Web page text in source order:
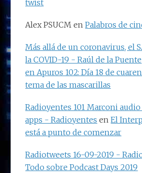
twist
Alex PSUCM enPalabros de
Más allá de un coronavirus, el
la COVID-19 - Raúl de la Puente
en Apuros 102: Día 18 de
tema de las mascarillas
Radioyentes 101 Marconi
apps - Radioyentes enEl
está a punto de comenzar
Radiotweets 16-09-2019 -
Todo sobre Podcast Days 2019